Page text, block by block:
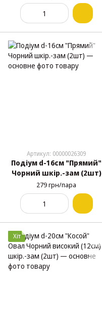
Артикул: 00000026309
Подіум d-16см "Прямий"
Чорний шкір.-зам (2шт)
279 грн/пара
Хіт